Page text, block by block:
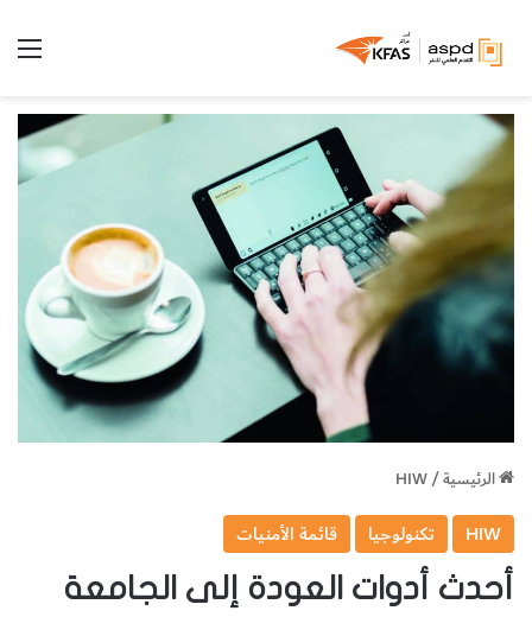
الرئيسية/
HIW
HIW تكنولوجيا قائمة الأمنيات
أحدث أدوات العودة إلى الجامعة